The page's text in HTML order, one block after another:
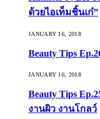
ด้วยไอเท็มชิ้นเก๋”
JANUARY 16, 2018
Beauty Tips
JANUARY 16, 2018
Beauty Tips
งานผิว งานโกลว์